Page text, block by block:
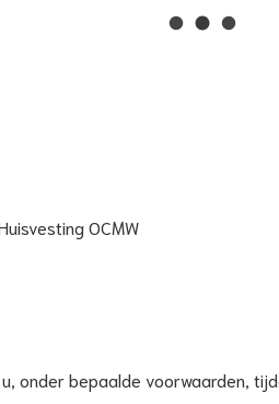
OCMW
onder bepaalde voorwaarden,